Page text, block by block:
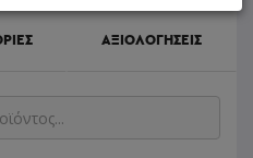
ΑΞΙΟΛΟΓΗΣΕΙΣ